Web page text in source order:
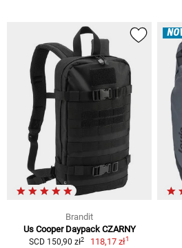
Brandit
Us Cooper Daypack CZARNY
SCD 150,90 zł2 118,17 zł1